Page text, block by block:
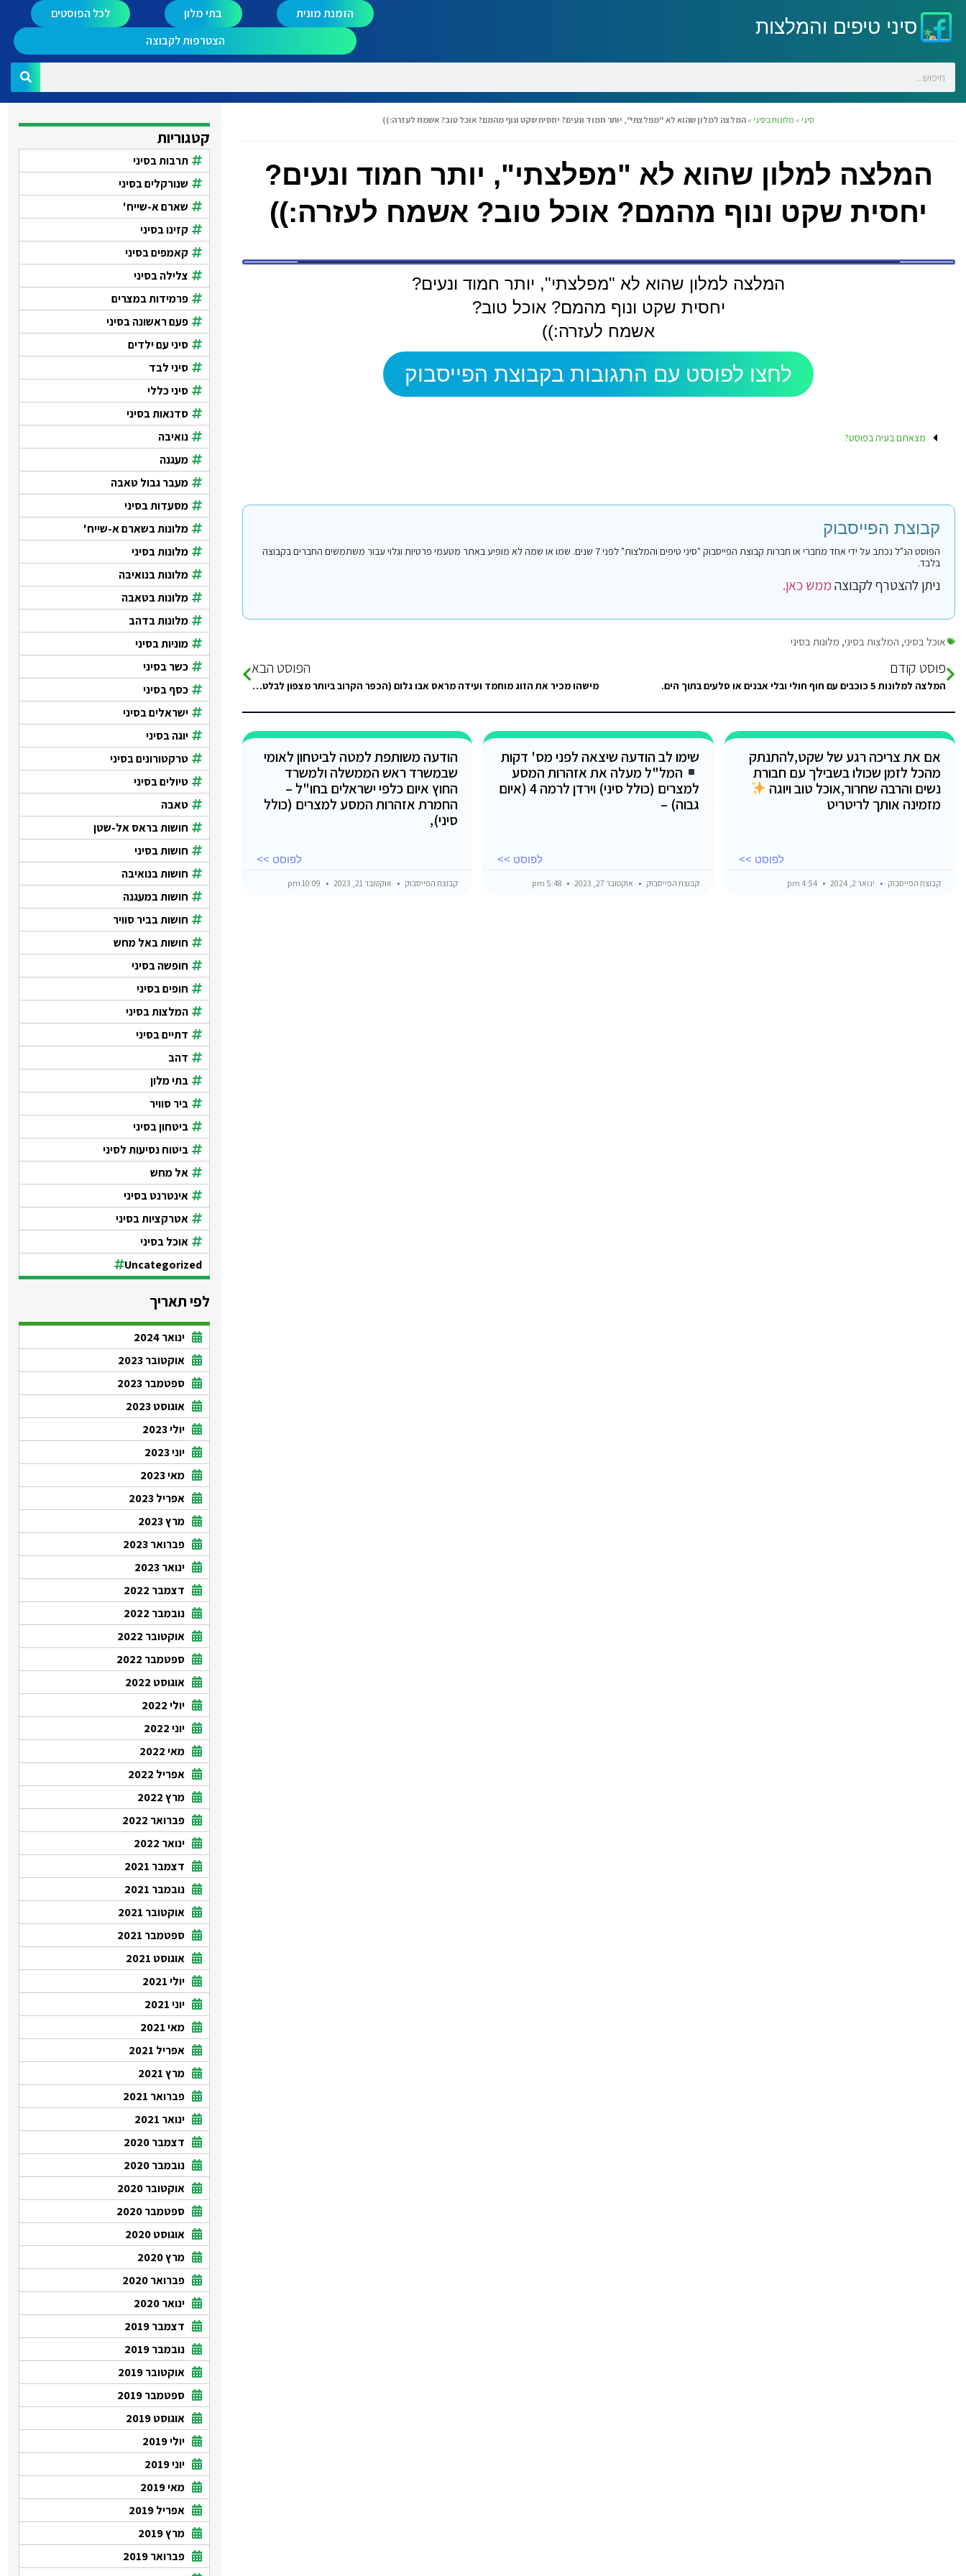
סיני טיפים והמלצות
הזמנת מונית בתי מלון
לכל הפוסטים
הצטרפות לקבוצה
סיני » מלונות בסיני » המלצה למלון שהוא לא "מפלצתי", יותר חמוד ונעים? יחסית שקט ונוף מהמם? אוכל טוב? אשמח לעזרה:))
המלצה למלון שהוא לא "מפלצתי", יותר חמוד ונעים?
יחסית שקט ונוף מהמם? אוכל טוב? אשמח לעזרה:))
המלצה למלון שהוא לא "מפלצתי", יותר חמוד ונעים?
יחסית שקט ונוף מהמם? אוכל טוב?
אשמח לעזרה:))
לחצו לפוסט עם התגובות בקבוצת הפייסבוק
מצאתם בעיה בפוסט?
קבוצת הפייסבוק
הפוסט הנ"ל נכתב על ידי אחד מחברי או חברות קבוצת הפייסבוק "סיני טיפים והמלצות" לפני 7 שנים. שמו או שמה לא מופיע באתר מטעמי פרטיות וגלוי עבור משתמשים החברים בקבוצה
בלבד.
ניתן להצטרף לקבוצהממש כאן.
אוכל בסיני, המלצות בסיני, מלונות בסיני
פוסט קודם
המלצה למלונות 5 כוכבים עם חוף חולי ובלי אבנים או סלעים בתוך הים.
הפוסט הבא
מישהו מכיר את הזוג מוחמד ועידה מראס אבו גלום (הכפר הקרוב ביותר מצפון לבלט-הול)? הייתי מתארחת אצלם הרבה ב-2003-2005…
אם את צריכה רגע של שקט,להתנתק
מהכל לזמן שכולו בשבילך עם חבורת
נשים והרבה שחרור,אוכל טוב ויוגה
מזמינה אותך לריטריט
לפוסט >>
קבוצת הפייסבוק ינואר 2, 2024
שימו לב הודעה שיצאה לפני מס' דקות
המל"ל מעלה את אזהרות המסע
למצרים (כולל סיני) וירדן לרמה 4 (איום
גבוה) –
לפוסט >>
קבוצת הפייסבוק אוקטובר 27, 2023
הודעה משותפת למטה לביטחון לאומי
שבמשרד ראש הממשלה ולמשרד
החוץ איום כלפי ישראלים בחו"ל –
החמרת אזהרות המסע למצרים (כולל
סיני),
לפוסט >>
קבוצת הפייסבוק אוקטובר 21, 2023
קטגוריות
תרבות בסיני
שנורקלים בסיני
שארם א-שייח'
קזינו בסיני
קאמפים בסיני
צלילה בסיני
פרמידות במצרים
פעם ראשונה בסיני
סיני עם ילדים
סיני לבד
סיני כללי
סדנאות בסיני
נואיבה
מעגנה
מעבר גבול טאבה
מסעדות בסיני
מלונות בשארם א-שייח'
מלונות בסיני
מלונות בנואיבה
מלונות בטאבה
מלונות בדהב
מוניות בסיני
כשר בסיני
כסף בסיני
ישראלים בסיני
יוגה בסיני
טרקטורונים בסיני
טיולים בסיני
טאבה
חושות בראס אל-שטן
חושות בסיני
חושות בנואיבה
חושות במעגנה
חושות בביר סוויר
חושות באל מחש
חופשה בסיני
חופים בסיני
המלצות בסיני
דתיים בסיני
דהב
בתי מלון
ביר סוויר
ביטחון בסיני
ביטוח נסיעות לסיני
אל מחש
אינטרנט בסיני
אטרקציות בסיני
אוכל בסיני
Uncategorized
לפי תאריך
ינואר 2024
אוקטובר 2023
ספטמבר 2023
אוגוסט 2023
יולי 2023
יוני 2023
מאי 2023
אפריל 2023
מרץ 2023
פברואר 2023
ינואר 2023
דצמבר 2022
נובמבר 2022
אוקטובר 2022
ספטמבר 2022
אוגוסט 2022
יולי 2022
יוני 2022
מאי 2022
אפריל 2022
מרץ 2022
פברואר 2022
ינואר 2022
דצמבר 2021
נובמבר 2021
אוקטובר 2021
ספטמבר 2021
אוגוסט 2021
יולי 2021
יוני 2021
מאי 2021
אפריל 2021
מרץ 2021
פברואר 2021
ינואר 2021
דצמבר 2020
נובמבר 2020
אוקטובר 2020
ספטמבר 2020
אוגוסט 2020
מרץ 2020
פברואר 2020
ינואר 2020
דצמבר 2019
נובמבר 2019
אוקטובר 2019
ספטמבר 2019
אוגוסט 2019
יולי 2019
יוני 2019
מאי 2019
אפריל 2019
מרץ 2019
פברואר 2019